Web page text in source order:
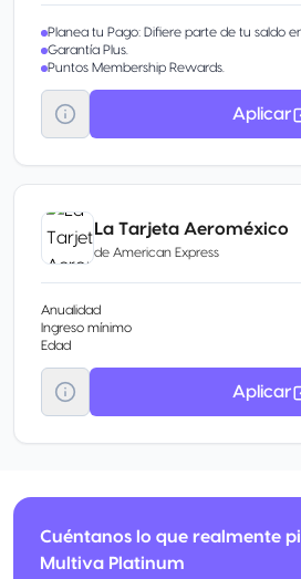
Planea tu Pago: Difiere parte de tu saldo
Garantía Plus.
Puntos Membership Rewards.
Aplicar
La Tarjeta Aeroméxico
de American Express
Anualidad
Ingreso mínimo
Edad
Aplicar
Cuéntanos lo que realmente
Multiva Platinum